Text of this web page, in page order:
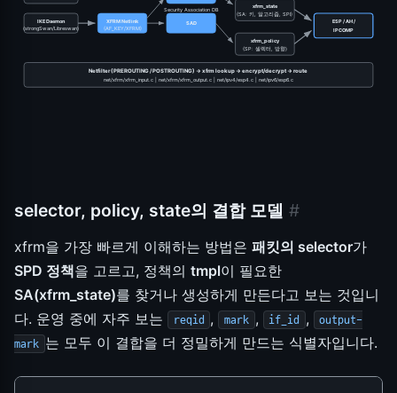
IKE Daemon
(strongSwan/Libreswan)
XFRM Netlink
(AF_KEY/XFRM)
SAD
xfrm_state
(SA: 키, 알고리즘, SPI)
xfrm_policy
(SP: 셀렉터, 방향)
ESP / AH /
IPCOMP
Security Association DB
Netfilter (PREROUTING / POSTROUTING) → xfrm lookup → encrypt/decrypt → route
net/xfrm/xfrm_input.c | net/xfrm/xfrm_output.c | net/ipv4/esp4.c | net/ipv6/esp6.c
selector, policy, state의 결합 모델 #
xfrm을 가장 빠르게 이해하는 방법은 패킷의 selector가
SPD 정책을 고르고, 정책의 tmpl이 필요한
SA(xfrm_state)를 찾거나 생성하게 만든다고 보는 것입니
다. 운영 중에 자주 보는
reqid , mark , if_id ,
output-
mark 는 모두 이 결합을 더 정밀하게 만드는 식별자입니다.